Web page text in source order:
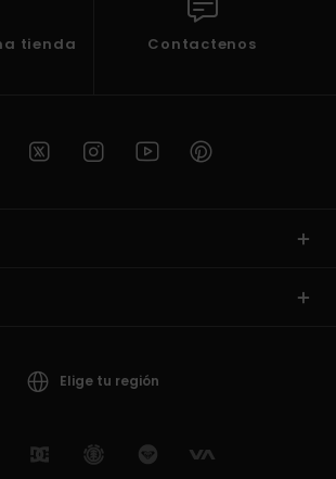
tienda Contactenos
Elige tu región